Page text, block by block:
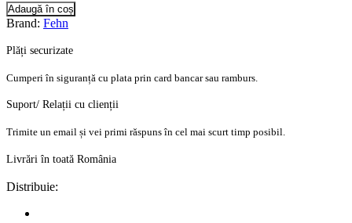
Adaugă în coș
Brand: Fehn
Plăți securizate
Cumperi în siguranță cu plata prin card bancar sau ramburs.
Suport/ Relații cu clienții
Trimite un email și vei primi răspuns în cel mai scurt timp posibil.
Livrări în toată România
Distribuie: